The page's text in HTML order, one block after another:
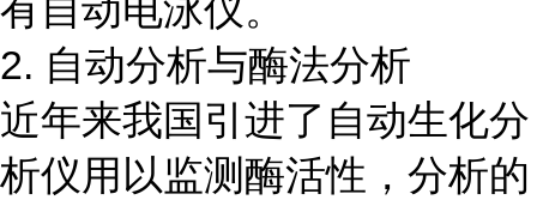
有自动电泳仪。
2. 自动分析与酶法分析
近年来我国引进了自动生化分
析仪用以监测酶活性，分析的